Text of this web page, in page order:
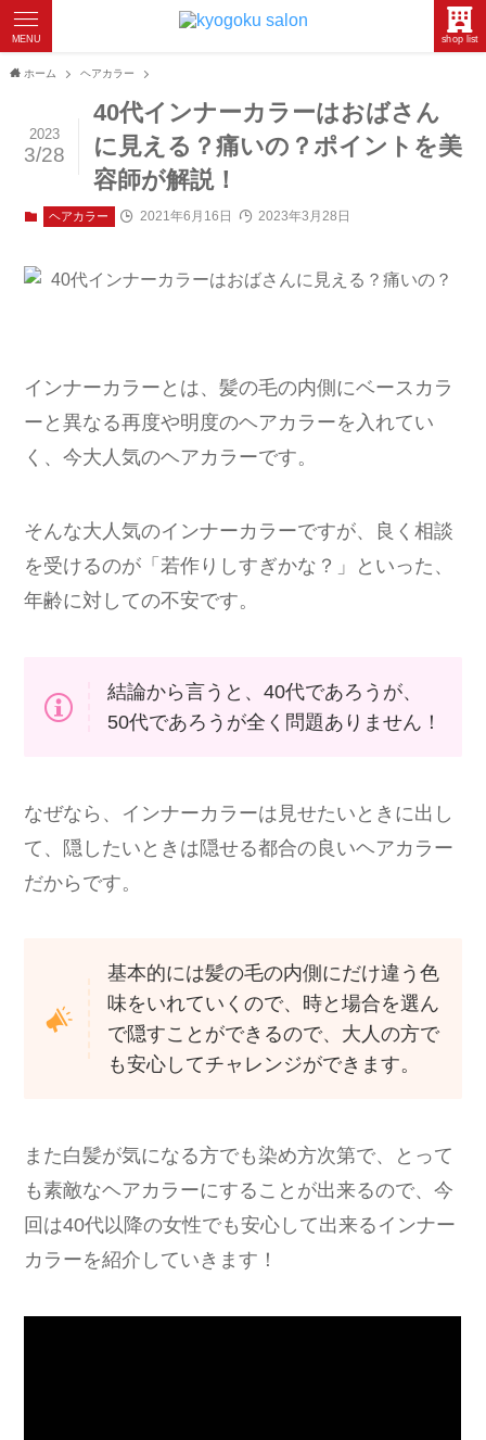
shop list
MENU
ホーム ヘアカラー
40代インナーカラーはおばさん
に見える？痛いの？ポイントを美
容師が解説！
2023
3/28
ヘアカラー 2021年6月16日 2023年3月28日
インナーカラーとは、髪の毛の内側にベースカラ
ーと異なる再度や明度のヘアカラーを入れてい
く、今大人気のヘアカラーです。
そんな大人気のインナーカラーですが、良く相談
を受けるのが「若作りしすぎかな？」といった、
年齢に対しての不安です。
結論から言うと、40代であろうが、
50代であろうが全く問題ありません！
なぜなら、インナーカラーは見せたいときに出し
て、隠したいときは隠せる都合の良いヘアカラー
だからです。
基本的には髪の毛の内側にだけ違う色
味をいれていくので、時と場合を選ん
で隠すことができるので、大人の方で
も安心してチャレンジができます。
また白髪が気になる方でも染め方次第で、とって
も素敵なヘアカラーにすることが出来るので、今
回は40代以降の女性でも安心して出来るインナー
カラーを紹介していきます！